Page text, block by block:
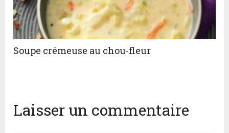
Soupe crémeuse au chou-fleur
Laisser un commentaire